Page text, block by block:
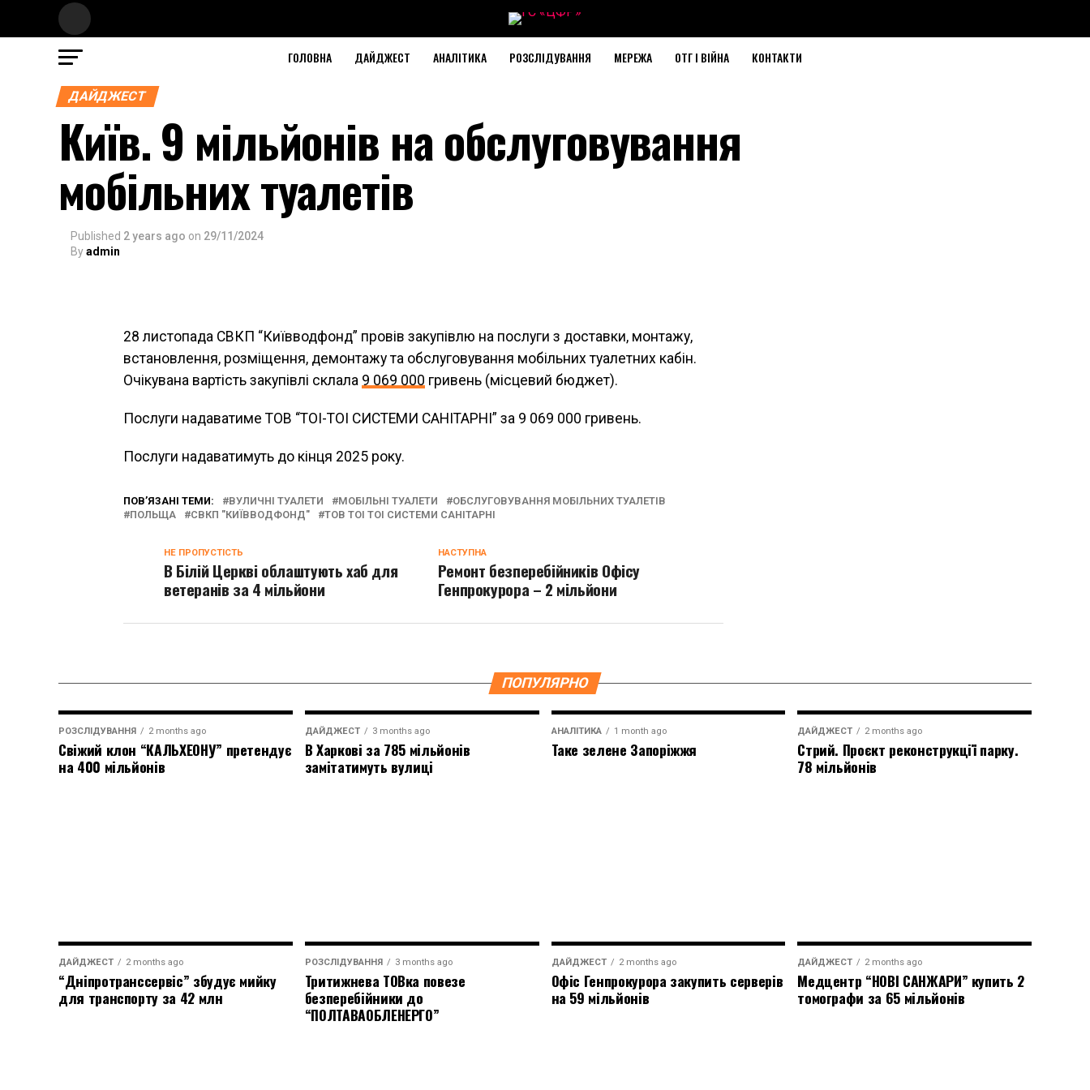
ГОЛОВНА ДАЙДЖЕСТ АНАЛІТИКА РОЗСЛІДУВАННЯ МЕРЕЖА ОТГ І ВІЙНА КОНТАКТИ
ДАЙДЖЕСТ
Київ. 9 мільйонів на обслуговування
мобільних туалетів
Published 2 years ago on 29/11/2024
Byadmin
28 листопада СВКП “Київводфонд” провів закупівлю на послуги з доставки, монтажу,
встановлення, розміщення, демонтажу та обслуговування мобільних туалетних кабін.
Очікувана вартість закупівлі склала 9 069 000 гривень (місцевий бюджет).
Послуги надаватиме ТОВ “ТОІ-ТОІ СИСТЕМИ САНІТАРНІ” за 9 069 000 гривень.
Послуги надаватимуть до кінця 2025 року.
ПОВ’ЯЗАНІ ТЕМИ: ВУЛИЧНІ ТУАЛЕТИ МОБІЛЬНІ ТУАЛЕТИ
ОБСЛУГОВУВАННЯ МОБІЛЬНИХ ТУАЛЕТІВ
ПОЛЬЩА
СВКП "КИЇВВОДФОНД" ТОВ ТОІ ТОІ СИСТЕМИ САНІТАРНІ
НАСТУПНА
Ремонт безперебійників Офісу
Генпрокурора – 2 мільйони
НЕ ПРОПУСТІСТЬ
В Білій Церкві облаштують хаб для
ветеранів за 4 мільйони
ПОПУЛЯРНО
РОЗСЛІДУВАННЯ 2 months ago
Свіжий клон “КАЛЬХЕОНУ” претендує
на 400 мільйонів
ДАЙДЖЕСТ 3 months ago
В Харкові за 785 мільйонів
замітатимуть вулиці
АНАЛІТИКА 1 month ago
Таке зелене Запоріжжя
ДАЙДЖЕСТ 2 months ago
Стрий. Проєкт реконструкції парку.
78 мільйонів
ДАЙДЖЕСТ 2 months ago
“Дніпротранссервіс” збудує мийку
для транспорту за 42 млн
РОЗСЛІДУВАННЯ 3 months ago
Тритижнева ТОВка повезе
безперебійники до
“ПОЛТАВАОБЛЕНЕРГО”
ДАЙДЖЕСТ 2 months ago
Офіс Генпрокурора закупить серверів
на 59 мільйонів
ДАЙДЖЕСТ 2 months ago
Медцентр “НОВІ САНЖАРИ” купить 2
томографи за 65 мільйонів